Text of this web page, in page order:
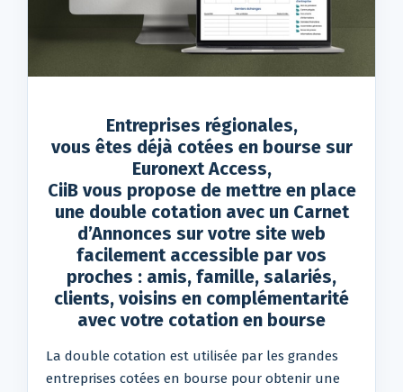
Entreprises régionales,
vous êtes déjà cotées en bourse sur
Euronext Access,
CiiB vous propose de mettre en place
une double cotation avec un Carnet
d’Annonces sur votre site web
facilement accessible par vos
proches : amis, famille, salariés,
clients, voisins en complémentarité
avec votre cotation en bourse
La double cotation est utilisée par les grandes
entreprises cotées en bourse pour obtenir une